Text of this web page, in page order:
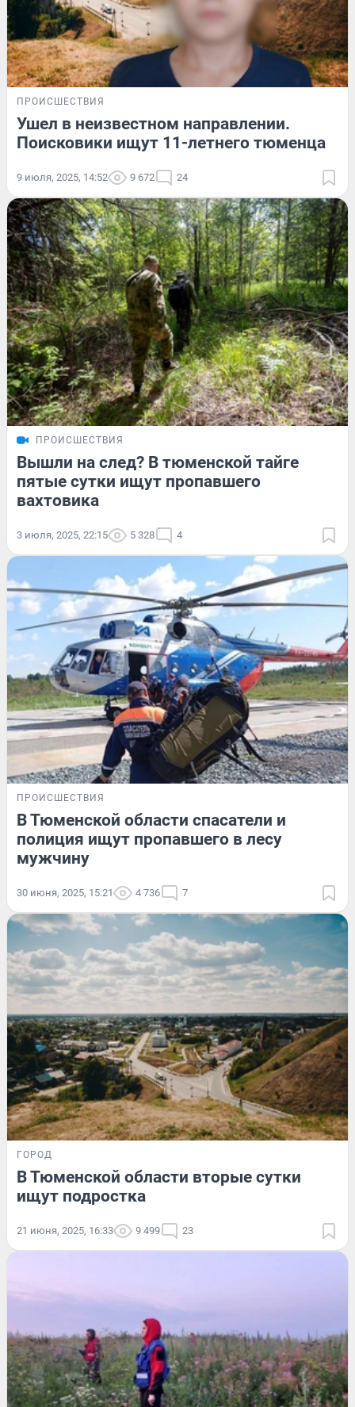
ПРОИСШЕСТВИЯ
Ушел в неизвестном направлении.
Поисковики ищут 11-летнего тюменца
9 июля, 2025, 14:52 9 672 24
ПРОИСШЕСТВИЯ
Вышли на след? В тюменской тайге
пятые сутки ищут пропавшего
вахтовика
3 июля, 2025, 22:15 5 328 4
ПРОИСШЕСТВИЯ
В Тюменской области спасатели и
полиция ищут пропавшего в лесу
мужчину
30 июня, 2025, 15:21 4 736 7
ГОРОД
В Тюменской области вторые сутки
ищут подростка
21 июня, 2025, 16:33 9 499 23